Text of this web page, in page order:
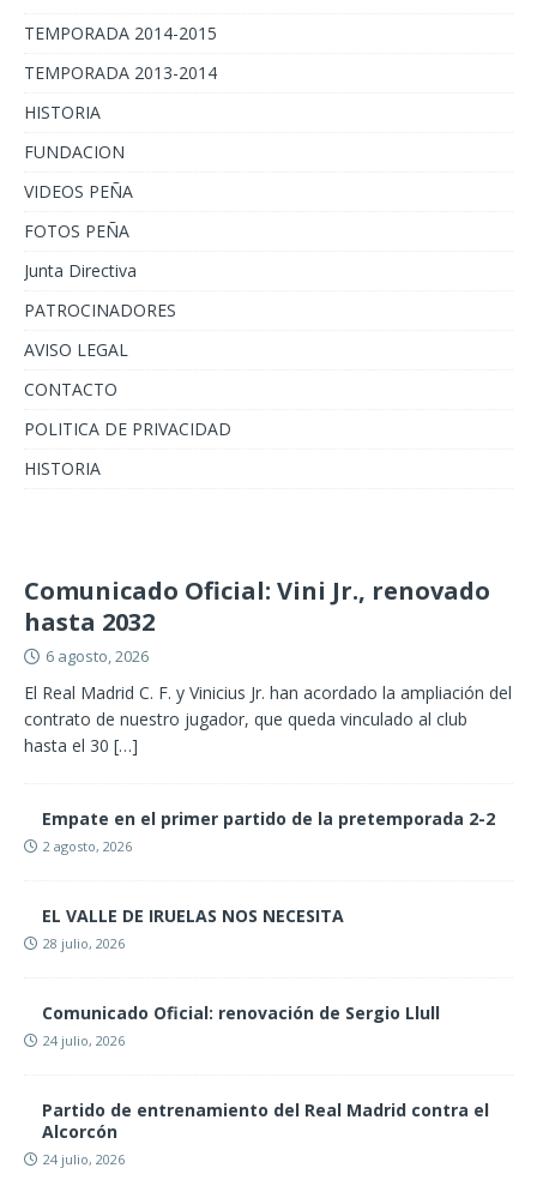
TEMPORADA 2014-2015
TEMPORADA 2013-2014
HISTORIA
FUNDACION
VIDEOS PEÑA
FOTOS PEÑA
Junta Directiva
PATROCINADORES
AVISO LEGAL
CONTACTO
POLITICA DE PRIVACIDAD
HISTORIA
Comunicado Oficial: Vini Jr., renovado
hasta 2032
6 agosto, 2026
El Real Madrid C. F. y Vinicius Jr. han acordado la ampliación del
contrato de nuestro jugador, que queda vinculado al club
hasta el 30 […]
Empate en el primer partido de la pretemporada 2-2
2 agosto, 2026
EL VALLE DE IRUELAS NOS NECESITA
28 julio, 2026
Comunicado Oficial: renovación de Sergio Llull
24 julio, 2026
Partido de entrenamiento del Real Madrid contra el
Alcorcón
24 julio, 2026